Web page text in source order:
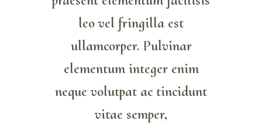
leo vel fringilla est
ullamcorper. Pulvinar
elementum integer enim
neque volutpat ac tincidunt
vitae semper,